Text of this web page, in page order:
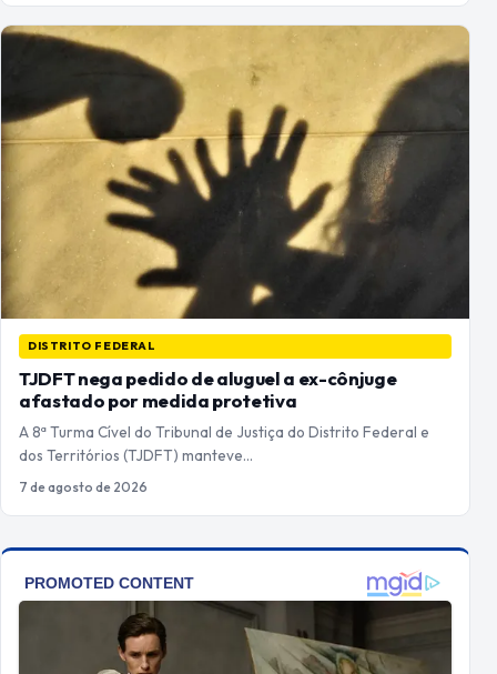
DISTRITO FEDERAL
TJDFT nega pedido de aluguel a ex-cônjuge
afastado por medida protetiva
A 8ª Turma Cível do Tribunal de Justiça do Distrito Federal e
dos Territórios (TJDFT) manteve…
7 de agosto de 2026